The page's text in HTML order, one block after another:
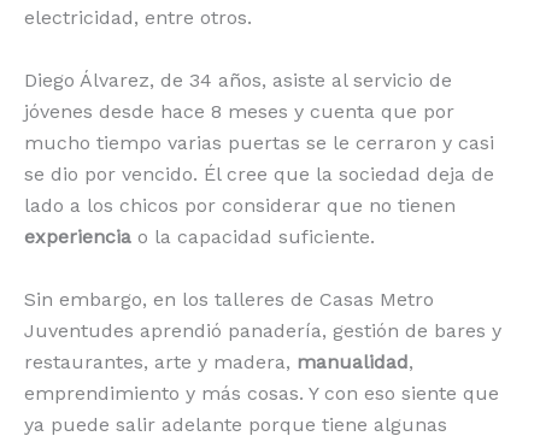
electricidad, entre otros.
Diego Álvarez, de 34 años, asiste al servicio de
jóvenes desde hace 8 meses y cuenta que por
mucho tiempo varias puertas se le cerraron y casi
se dio por vencido. Él cree que la sociedad deja de
lado a los chicos por considerar que no tienen
experiencia o la capacidad suficiente.
Sin embargo, en los talleres de Casas Metro
Juventudes aprendió panadería, gestión de bares y
restaurantes, arte y madera, manualidad,
emprendimiento y más cosas. Y con eso siente que
ya puede salir adelante porque tiene algunas